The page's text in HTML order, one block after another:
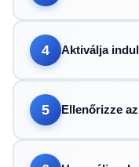
4 Aktiválja
5 Ellenőrizze